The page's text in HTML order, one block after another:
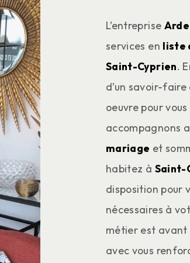
L’entreprise
services en liste
Saint-Cyprien.
d’un savoir-
oeuvre pour
accompagnons
mariage et
habitez à Saint-
disposition pour
nécessaires à
métier est
avec vous